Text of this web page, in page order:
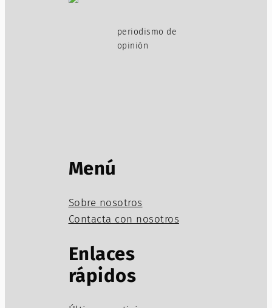
periodismo de
opinión
Menú
Sobre nosotros
Contacta con nosotros
Enlaces
rápidos